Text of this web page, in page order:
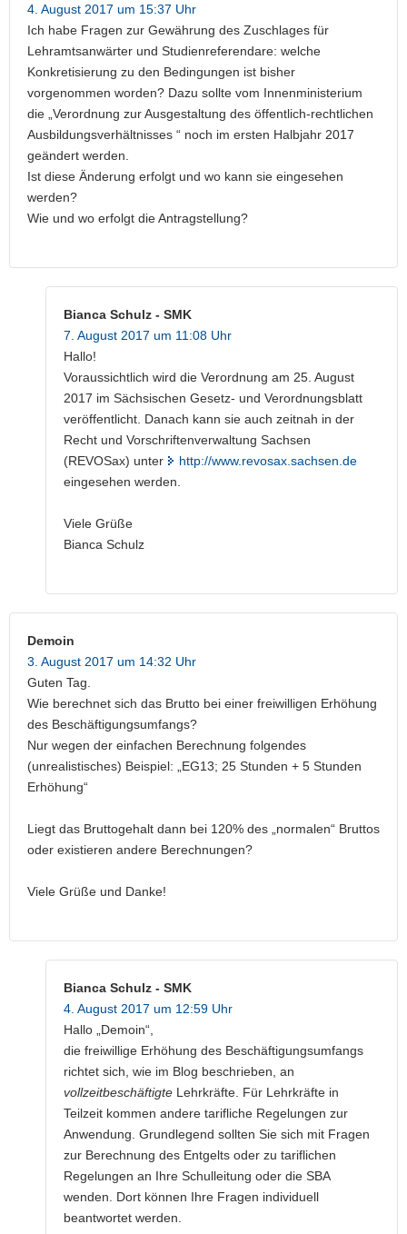
4. August 2017 um 15:37 Uhr
Ich habe Fragen zur Gewährung des Zuschlages für
Lehramtsanwärter und Studienreferendare: welche
Konkretisierung zu den Bedingungen ist bisher
vorgenommen worden? Dazu sollte vom Innenministerium
die „Verordnung zur Ausgestaltung des öffentlich-rechtlichen
Ausbildungsverhältnisses “ noch im ersten Halbjahr 2017
geändert werden.
Ist diese Änderung erfolgt und wo kann sie eingesehen
werden?
Wie und wo erfolgt die Antragstellung?
Bianca Schulz - SMK
7. August 2017 um 11:08 Uhr
Hallo!
Voraussichtlich wird die Verordnung am 25. August
2017 im Sächsischen Gesetz- und Verordnungsblatt
veröffentlicht. Danach kann sie auch zeitnah in der
Recht und Vorschriftenverwaltung Sachsen
(REVOSax) unter
http://www.revosax.sachsen.de
eingesehen werden.
Viele Grüße
Bianca Schulz
Demoin
3. August 2017 um 14:32 Uhr
Guten Tag.
Wie berechnet sich das Brutto bei einer freiwilligen Erhöhung
des Beschäftigungsumfangs?
Nur wegen der einfachen Berechnung folgendes
(unrealistisches) Beispiel: „EG13; 25 Stunden + 5 Stunden
Erhöhung“
Liegt das Bruttogehalt dann bei 120% des „normalen“ Bruttos
oder existieren andere Berechnungen?
Viele Grüße und Danke!
Bianca Schulz - SMK
4. August 2017 um 12:59 Uhr
Hallo „Demoin“,
die freiwillige Erhöhung des Beschäftigungsumfangs
richtet sich, wie im Blog beschrieben, an
vollzeitbeschäftigte Lehrkräfte. Für Lehrkräfte in
Teilzeit kommen andere tarifliche Regelungen zur
Anwendung. Grundlegend sollten Sie sich mit Fragen
zur Berechnung des Entgelts oder zu tariflichen
Regelungen an Ihre Schulleitung oder die SBA
wenden. Dort können Ihre Fragen individuell
beantwortet werden.